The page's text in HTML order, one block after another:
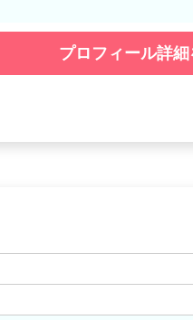
プロフィール詳